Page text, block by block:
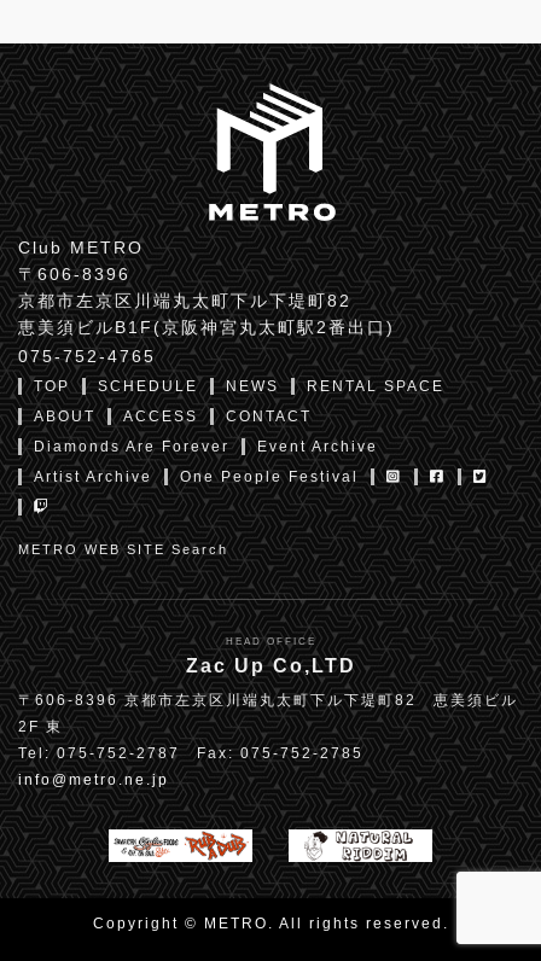
Club METRO
〒606-8396
京都市左京区川端丸太町下ル下堤町82
恵美須ビルB1F(京阪神宮丸太町駅2番出口)
075-752-4765
TOP SCHEDULE NEWS
RENTAL SPACE
ABOUT
ACCESS
CONTACT
Diamonds Are Forever
Event Archive
Artist Archive
One People Festival
METRO WEB SITE Search
HEAD OFFICE
Zac Up Co,LTD
〒606-8396 京都市左京区川端丸太町下ル下堤町82 恵美須ビル
2F 東
Tel: 075-752-2787 Fax: 075-752-2785
info@metro.ne.jp
Copyright © METRO. All rights reserved.